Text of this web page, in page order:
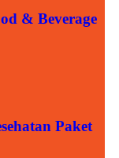
& Beverage
Paket